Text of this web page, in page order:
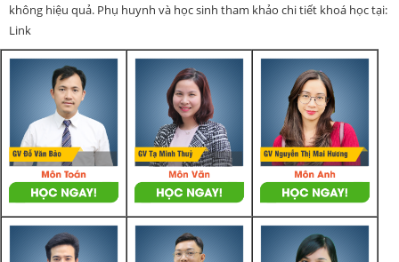
không hiệu quả. Phụ huynh và học sinh tham khảo chi tiết khoá học tại:
Link